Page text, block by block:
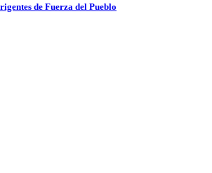
de Fuerza del Pueblo